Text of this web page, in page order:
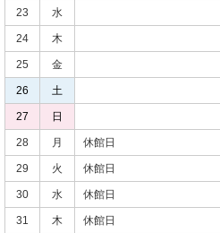
23 水
24 木
25 金
26 土
27 日
28 月 休館日
29 火 休館日
30 水 休館日
31 木 休館日